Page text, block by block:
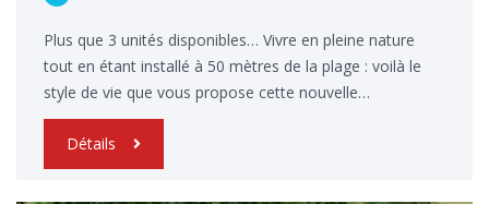
Plus que 3 unités disponibles… Vivre en pleine nature
tout en étant installé à 50 mètres de la plage : voilà le
style de vie que vous propose cette nouvelle…
Détails